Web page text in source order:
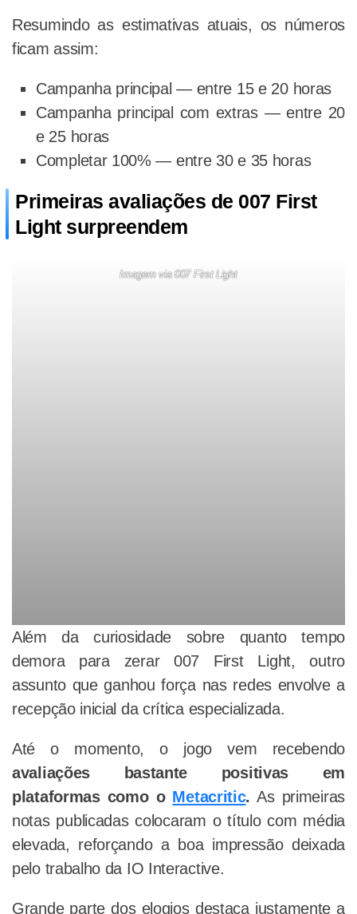
Resumindo as estimativas atuais, os números
ficam assim:
Campanha principal — entre 15 e 20 horas
Campanha principal com extras — entre 20
e 25 horas
Completar 100% — entre 30 e 35 horas
Primeiras avaliações de 007 First
Light surpreendem
Imagem via 007 First Light
Além da curiosidade sobre quanto tempo
demora para zerar 007 First Light, outro
assunto que ganhou força nas redes envolve a
recepção inicial da crítica especializada.
Até o momento, o jogo vem recebendo
avaliações bastante positivas em
plataformas como o Metacritic. As primeiras
notas publicadas colocaram o título com média
elevada, reforçando a boa impressão deixada
pelo trabalho da IO Interactive.
Grande parte dos elogios destaca justamente a